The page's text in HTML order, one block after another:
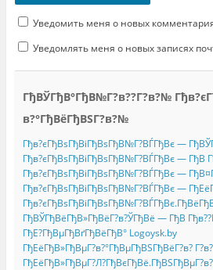
Уведомить меня о новых
Уведомлять меня о новых записях
ГђВЎГђВ°ГђВ№Г?в??Г?в?№
в?°ГђВёГђВЅГ?в?№
Гђв?єГђВѕГђВіГђВѕГђВ№Г?ВЃГђВє —
Гђв?єГђВѕГђВіГђВѕГђВ№Г?ВЃГђВє — ГђВ
Гђв?єГђВѕГђВіГђВѕГђВ№Г?ВЃГђВє —
Гђв?єГђВѕГђВіГђВѕГђВ№Г?ВЃГђВє —
ГђВЎГђВёГђВ»ГђВёГ?в?ЎГђВё — ГђВ
ГђЕ?ГђВµГђВґГђВёГђВ° Logoysk.by
ГђЕёГђВ»ГђВµГ?в?°ГђВµГђВЅГђВёГ?в?